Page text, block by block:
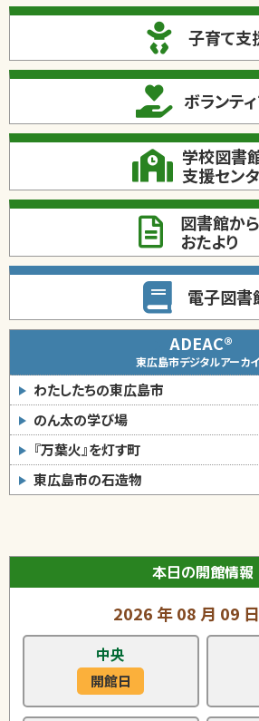
子育て支
ボランテ
学校図書
支援セン
図書館か
おたより
電子図書
ADEAC®
東広島市デジタルアーカ
わたしたちの東広島市
のん太の学び場
『万葉火』を灯す町
東広島市の石造物
本日の開館情報
2026 年08月 09 日
中央
開館日